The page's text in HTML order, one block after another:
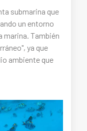
submarina que
un entorno
marina. También
ya que
ambiente que